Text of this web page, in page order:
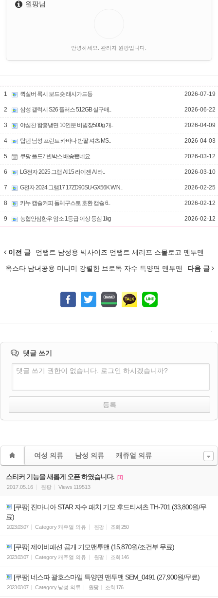
원팡님
안녕하세요. 관리자 원팡입니다.
1 퀵실버 록시 보드숏 래시가드등 2026-07-19
2 삼성 갤럭시 S26 플러스 512GB 실구매.. 2026-06-22
3 야심찬 함흥냉면 10인분 비빔장500g 개.. 2026-04-09
4 탑텐 남성 프린트 카바나 반팔 셔츠 MS.. 2026-04-03
5 쿠팡 폴드7 빈박스 배송됐네요. 2026-03-12
6 LG전자 2025 그램 AI 15 라이젠 AI 라.. 2026-03-10
7 G전자 2024 그램17 17ZD90SU-GX56K WIN.. 2026-02-25
8 카누 캡슐커피 돌체구스토 호환 캡슐 6.. 2026-02-12
9 농협안심한우 암소 1등급 이상 등심 1kg 2026-02-12
이전 글 언탭트 남성용 빅사이즈 언탭트 세리프 스몰로고 맨투맨
옥스타 남녀공용 미니미 강렬한 브로독 자수 특양면 맨투맨 다음 글
댓글 쓰기
댓글 쓰기 권한이 없습니다. 로그인 하시겠습니까?
여성 의류 남성 의류 캐쥬얼 의류
스티커 기능을 새롭게 오픈 하였습니다. [1]
2017.05.16
원팡 Views 119513
[쿠팡] 진마니아 STAR 자수 패치 기모 후드티셔츠 TH-701 (33,800원/무
료)
2023.03.07 Category 캐쥬얼 의류 원팡 조회 250
[쿠팡] 제이비패션 곰개 기모맨투맨 (15,870원/조건부 무료)
2023.03.07 Category 캐쥬얼 의류 원팡 조회 146
[쿠팡] 네스파 괄호스마일 특양면 맨투맨 SEM_0491 (27,900원/무료)
2023.03.07 Category 남성 의류 원팡 조회 176